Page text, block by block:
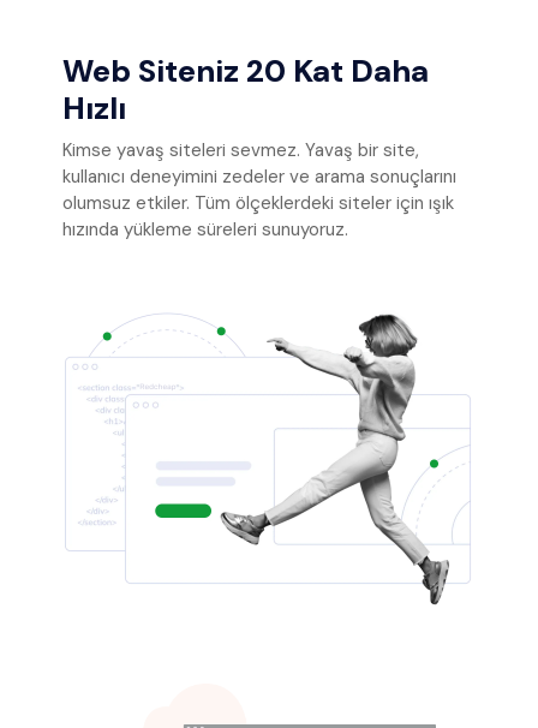
Web Siteniz 20 Kat Daha
Hızlı
Kimse yavaş siteleri sevmez. Yavaş bir site,
kullanıcı deneyimini zedeler ve arama sonuçlarını
olumsuz etkiler. Tüm ölçeklerdeki siteler için ışık
hızında yükleme süreleri sunuyoruz.